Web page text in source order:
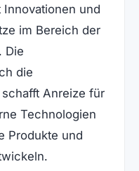
und
im Bereich der
Die
die
Anreize für
Technologien
Produkte und